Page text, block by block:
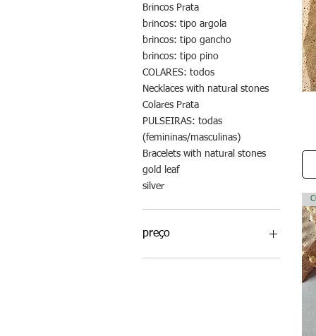
Brincos Prata
brincos: tipo argola
brincos: tipo gancho
brincos: tipo pino
COLARES: todos
Necklaces with natural stones
Colares Prata
PULSEIRAS: todas
(femininas/masculinas)
Bracelets with natural stones
gold leaf
silver
preço